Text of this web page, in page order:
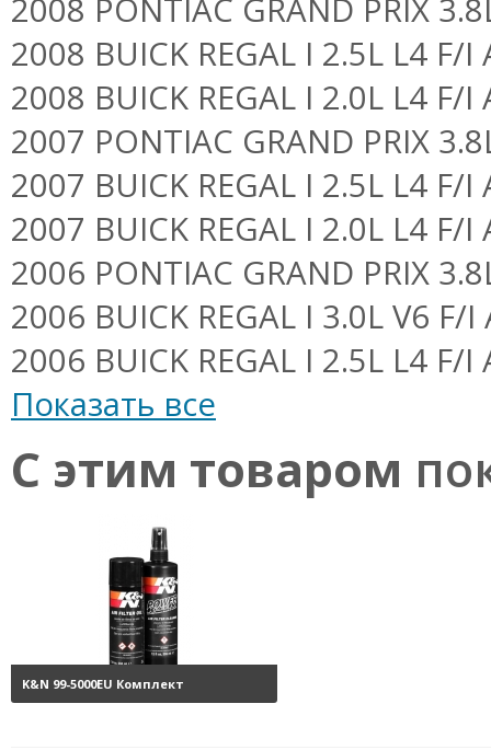
2008 PONTIAC GRAND PRIX
2008 BUICK REGAL I 2.5L L4 F/I
2008 BUICK REGAL I 2.0L L4 F/I
2007 PONTIAC GRAND PRIX
2007 BUICK REGAL I 2.5L L4 F/I
2007 BUICK REGAL I 2.0L L4 F/I
2006 PONTIAC GRAND PRIX
2006 BUICK REGAL I 3.0L V6 F/I
2006 BUICK REGAL I 2.5L L4 F/I
Показать все
С этим товаром
K&N 99-5000EU Комплект